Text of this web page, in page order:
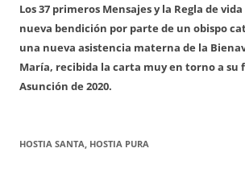
Los 37 primeros Mensajes y la Regla de
nueva bendición por parte de un obispo
una nueva asistencia materna de la
María, recibida la carta muy en torno a su
Asunción de 2020.
HOSTIA SANTA, HOSTIA PURA